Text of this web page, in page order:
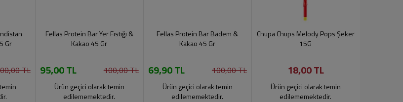
Gr
TL
Fellas Protein Bar Yer Fıstığı &
Kakao 45 Gr
95,00 TL 100,00 TL
Ürün geçici olarak temin
edilememektedir.
Fellas Protein Bar Badem &
Kakao 45 Gr
69,90 TL 100,00 TL
Ürün geçici olarak temin
edilememektedir.
Chupa Chups Melody Pops Şeker
15G
18,00 TL
Ürün geçici olarak temin
edilememektedir.